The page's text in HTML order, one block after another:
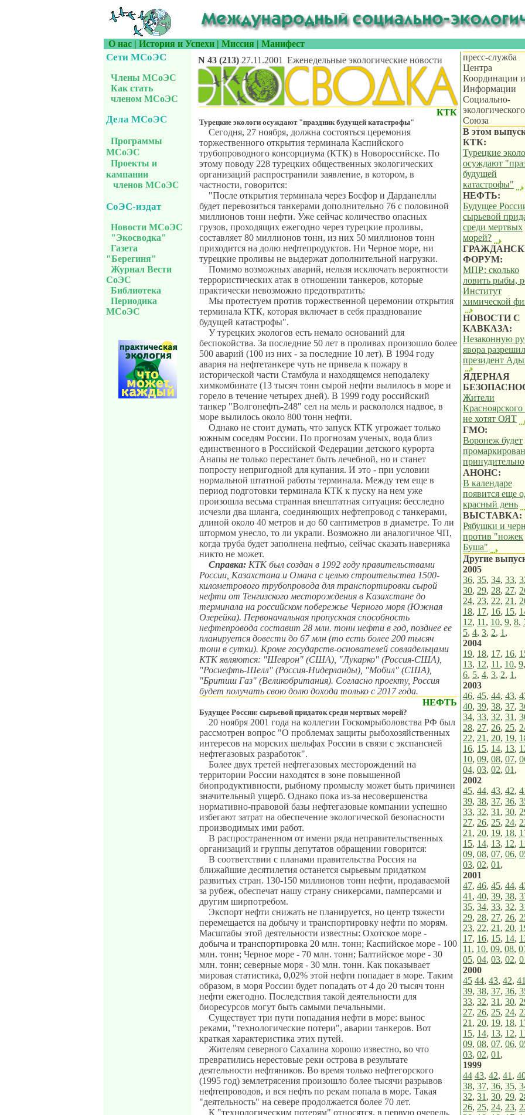
О нас | История и Успехи | Миссия | Манифест
Сети МСоЭС
Члены МСоЭС
Как стать
членом МСоЭС
Дела МСоЭС
Программы
МСоЭС
Проекты и
кампании
членов МСоЭС
СоЭС-издат
Новости МСоЭС
"Экосводка"
Газета
"Берегиня"
Журнал Вести
СоЭС
Библиотека
Периодика
МСоЭС
N 43 (213) 27.11.2001 Еженедельные экологические новости
пресс-служба
Центра
Координации и
Информации
Социально-
экологического
Союза
В этом
КТК:
Турецкие
осуждают
будущей
катастрофы"
НЕФТЬ:
Будущее
сырьевой
среди мертвых
морей?
ФОРУМ:
МПР: сколько
ловить рыбы,
Институт
химической
НОВОСТИ С
КАВКАЗА:
Незаконную
явора разрешил
президент
ЯДЕРНАЯ
Жители
Красноярского
не хотят ОЯТ
ГМО:
Воронеж будет
промаркирован
принудительно
АНОНС:
В календаре
появится еще
красный день
ВЫСТАВКА:
Рябушки и
против "ножек
Буша"
Другие
2005
36, 35, 34, 33,
30, 29, 28, 27,
24, 23, 22, 21 ,
18, 17, 16, 15,
12, 11 , 10, 9, 8,
5, 4, 3, 2, 1 ,
2004
19, 18, 17, 16,
13, 12, 11 , 10, 9,
6, 5, 4, 3, 2, 1 ,
2003
46, 45, 44, 43,
40, 39, 38, 37,
34, 33, 32, 31 ,
28, 27, 26, 25,
22, 21 , 20, 19,
16, 15, 14, 13,
10, 09, 08, 07,
04, 03, 02, 01 ,
2002
45, 44, 43, 42,
39, 38, 37, 36,
33, 32, 31 , 30,
27, 26, 25, 24,
21 , 20, 19, 18,
15, 14, 13, 12,
09, 08, 07, 06,
03, 02, 01 ,
2001
47, 46, 45, 44,
41 , 40, 39, 38,
35, 34, 33, 32,
29, 28, 27, 26,
23, 22, 21 , 20,
17, 16, 15, 14,
11 , 10, 09, 08,
05, 04, 03, 02,
2000
45 44, 43, 42, 41
39, 38, 37, 36,
33, 32, 31 , 30,
27, 26, 25, 24,
21 , 20, 19, 18,
15, 14, 13, 12,
09, 08, 07, 06,
03, 02, 01 ,
1999
44 43, 42, 41 ,
38, 37, 36, 35,
32, 31 , 30, 29,
26, 25, 24, 23,
КТК
Турецкие экологи осуждают "праздник будущей катастрофы"
Сегодня, 27 ноября, должна состояться церемония
торжественного открытия терминала Каспийского
трубопроводного консорциума (КТК) в Новороссийске. По
этому поводу 228 турецких общественных экологических
организаций распространили заявление, в котором, в
частности, говорится:
"После открытия терминала через Босфор и Дарданеллы
будет перевозиться танкерами дополнительно 76 с половиной
миллионов тонн нефти. Уже сейчас количество опасных
грузов, проходящих ежегодно через турецкие проливы,
составляет 80 миллионов тонн, из них 50 миллионов тонн
приходится на долю нефтепродуктов. Ни Черное море, ни
турецкие проливы не выдержат дополнительной нагрузки.
Помимо возможных аварий, нельзя исключать вероятности
террористических атак в отношении танкеров, которые
практически невозможно предотвратить:
Мы протестуем против торжественной церемонии открытия
терминала КТК, которая включает в себя празднование
будущей катастрофы".
У турецких экологов есть немало оснований для
беспокойства. За последние 50 лет в проливах произошло более
500 аварий (100 из них - за последние 10 лет). В 1994 году
авария на нефтетанкере чуть не привела к пожару в
исторической части Стамбула и находящемся неподалеку
химкомбинате (13 тысяч тонн сырой нефти вылилось в море и
горело в течение четырех дней). В 1999 году российский
танкер "Волгонефть-248" сел на мель и раскололся надвое, в
море вылилось около 800 тонн нефти.
Однако не стоит думать, что запуск КТК угрожает только
южным соседям России. По прогнозам ученых, вода близ
единственного в Российской Федерации детского курорта
Анапы не только перестанет быть лечебной, но и станет
попросту непригодной для купания. И это - при условии
нормальной штатной работы терминала. Между тем еще в
период подготовки терминала КТК к пуску на нем уже
произошла весьма странная внештатная ситуация: бесследно
исчезли два шланга, соединяющих нефтепровод с танкерами,
длиной около 40 метров и до 60 сантиметров в диаметре. То ли
штормом унесло, то ли украли. Возможно ли аналогичное ЧП,
когда труба будет заполнена нефтью, сейчас сказать наверняка
никто не может.
Справка: КТК был создан в 1992 году правительствами
России, Казахстана и Омана с целью строительства 1500-
километрового трубопровода для транспортировки сырой
нефти от Тенгизского месторождения в Казахстане до
терминала на российском побережье Черного моря (Южная
Озерейка). Первоначальная пропускная способность
нефтепровода составит 28 млн. тонн нефти в год, позднее ее
планируется довести до 67 млн (то есть более 200 тысяч
тонн в сутки). Кроме государств-основателей совладельцами
КТК являются: "Шеврон" (США), "Лукарко" (Россия-США),
"Роснефть-Шелл" (Россия-Нидерланды), "Мобил" (США),
"Бритиш Газ" (Великобритания). Согласно проекту, Россия
будет получать свою долю дохода только с 2017 года.
НЕФТЬ
Будущее России: сырьевой придаток среди мертвых морей?
20 ноября 2001 года на коллегии Госкомрыболовства РФ был
рассмотрен вопрос "О проблемах защиты рыбохозяйственных
интересов на морских шельфах России в связи с экспансией
нефтегазовых разработок".
Более двух третей нефтегазовых месторождений на
территории России находятся в зоне повышенной
биопродуктивности, рыбному промыслу может быть причинен
значительный ущерб. Однако пока из-за несовершенства
нормативно-правовой базы нефтегазовые компании успешно
избегают затрат на обеспечение экологической безопасности
производимых ими работ.
В распространенном от имени ряда неправительственных
организаций и группы депутатов обращении говорится:
В соответствии с планами правительства Россия на
ближайшие десятилетия останется сырьевым придатком
развитых стран. 130-150 миллионов тонн нефти, продаваемой
за рубеж, обеспечат нашу страну сникерсами, памперсами и
другим ширпотребом.
Экспорт нефти снижать не планируется, но центр тяжести
перемещается на добычу и транспортировку нефти по морям.
Масштабы этой деятельности известны: Охотское море -
добыча и транспортировка 20 млн. тонн; Каспийское море - 100
млн. тонн; Черное море - 70 млн. тонн; Балтийское море - 30
млн. тонн; северные моря - 30 млн. тонн. Как показывает
мировая статистика, 0,02% этой нефти попадает в море. Таким
образом, в моря России будет попадать от 4 до 20 тысяч тонн
нефти ежегодно. Последствия такой деятельности для
биоресурсов могут быть самыми печальными.
Существует три пути попадания нефти в море: вынос
реками, "технологические потери", аварии танкеров. Вот
краткая характеристика этих путей.
Жителям северного Сахалина хорошо известно, во что
превратились нерестовые реки острова в результате
деятельности нефтяников. Во время только нефтегорского
(1995 год) землетрясения произошло более тысячи разрывов
нефтепроводов, и вся нефть по рекам попала в море. Такая
"деятельность" на севере продолжается более 70 лет.
К "технологическим потерям" относятся, в первую очередь,